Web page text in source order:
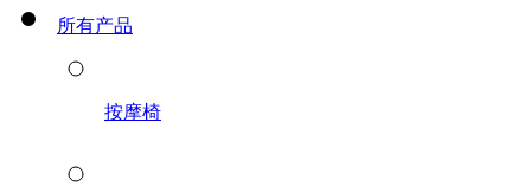
所有产品
按摩椅